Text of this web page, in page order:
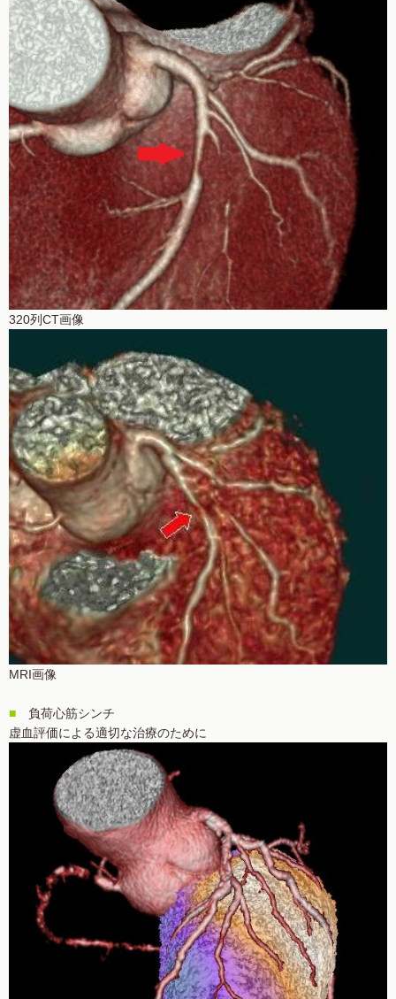
320列CT画像
MRI画像
■ 負荷心筋シンチ
虚血評価による適切な治療のために